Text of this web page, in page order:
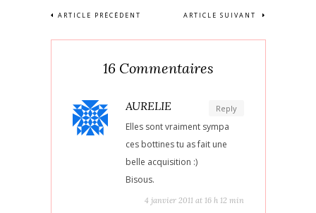
ARTICLE PRÉCÉDENT ARTICLE SUIVANT
16 Commentaires
Reply
AURELIE
Elles sont vraiment sympa
ces bottines tu as fait une
belle acquisition :)
Bisous.
4 janvier 2011 at 16 h 12 min